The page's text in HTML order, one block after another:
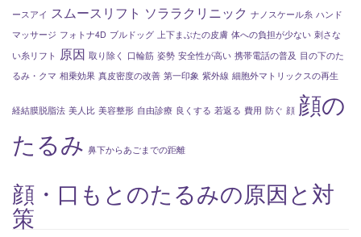
ースアイ スムースリフト ソララクリニック ナノスケール糸 ハンド
マッサージ フォトナ4D ブルドッグ 上下まぶたの皮膚 体への負担が少ない 刺さな
い糸リフト 原因 取り除く 口輪筋 姿勢 安全性が高い 携帯電話の普及 目の下のた
るみ・クマ 相乗効果 真皮密度の改善 第一印象 紫外線 細胞外マトリックスの再生
経結膜脱脂法 美人比 美容整形 自由診療 良くする 若返る 費用 防ぐ 顔 顔の
たるみ 鼻下からあごまでの距離
顔・口もとのたるみの原因と対
策